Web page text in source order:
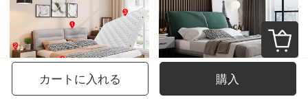
カートに入れる 購入